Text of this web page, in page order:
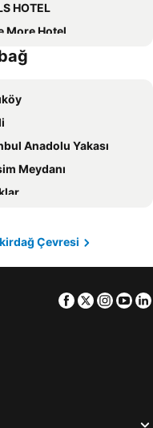
HOTEL
More Hotel
Hotel
Suite
OTEL
Hotel
Anadolu Yakası
Meydanı
Çevresi
Facebook
Twitter